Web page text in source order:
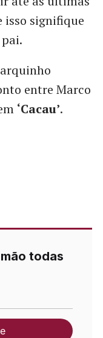
isso signifique
entre Marco
‘Cacau’.
todas